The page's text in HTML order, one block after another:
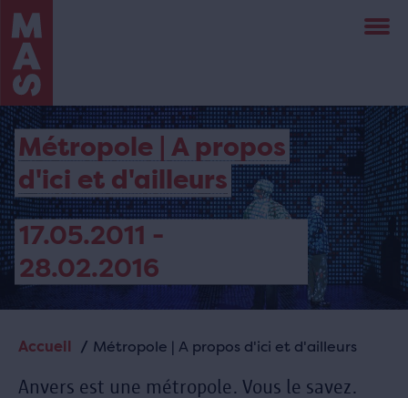
Aller
au
contenu
principal
Métropole | A propos
d'ici et d'ailleurs
17.05.2011 -
28.02.2016
Fil
Accueil Métropole | A propos d'ici et d'ailleurs
Anvers est une métropole. Vous le savez.